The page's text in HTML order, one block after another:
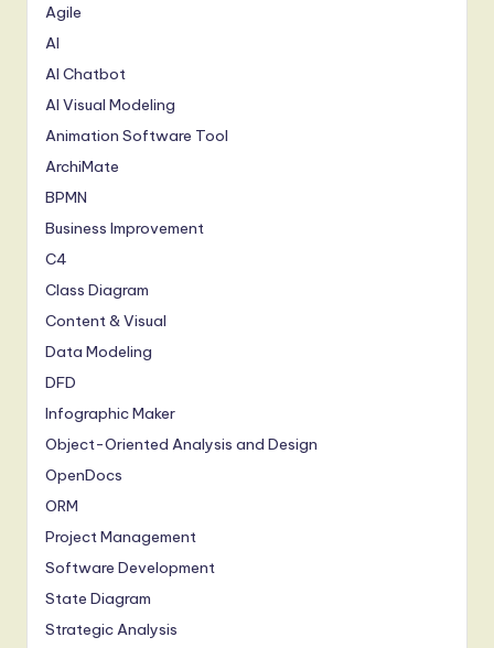
Agile
AI
AI Chatbot
AI Visual Modeling
Animation Software Tool
ArchiMate
BPMN
Business Improvement
C4
Class Diagram
Content & Visual
Data Modeling
DFD
Infographic Maker
Object-Oriented Analysis and Design
OpenDocs
ORM
Project Management
Software Development
State Diagram
Strategic Analysis